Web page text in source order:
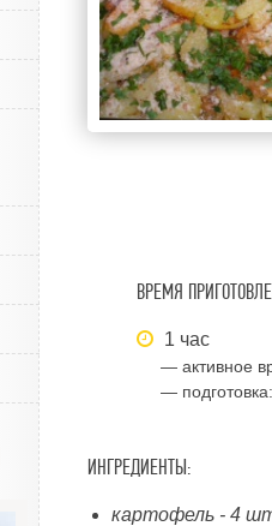
ВРЕМЯ
1 час
— активное
— подготовка:
ИНГРЕДИЕНТЫ:
картофель - 4